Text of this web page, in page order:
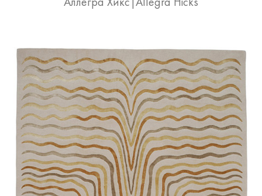
Аллегра Хикс|Allegra Hicks